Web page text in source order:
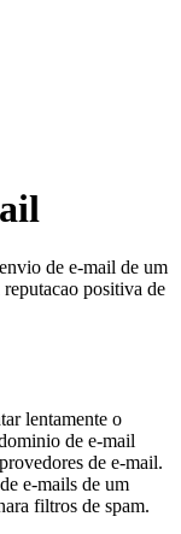
de e-mail de um
positiva de
lentamente o
de e-mail
de e-mail.
e-mails de um
filtros de spam.